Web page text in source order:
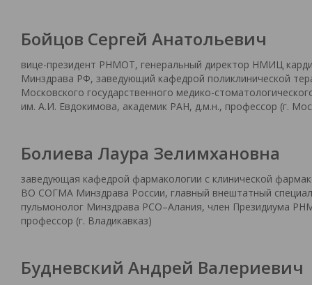
Бойцов Сергей Анатольевич
вице-президент РНМОТ, генеральный директор НМИЦ
Минздрава РФ, заведующий кафедрой поликлинической
Московского государственного медико-
им. А.И. Евдокимова, академик РАН, д.м.н., профессор (г.
Болиева Лаура Зелимхановна
заведующая кафедрой фармакологии с клинической
ВО СОГМА Минздрава России, главный внештатный
пульмонолог Минздрава РСО–Алания, член Президиума
профессор (г. Владикавказ)
Будневский Андрей Валериевич